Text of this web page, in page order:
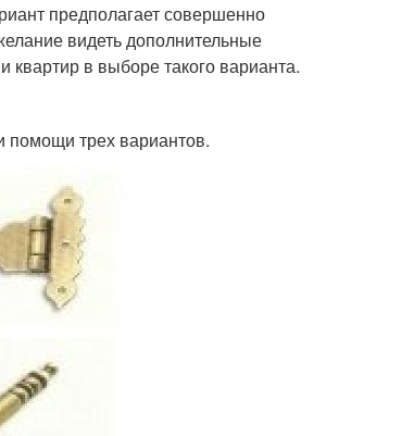
предполагает совершенно
видеть дополнительные
в выборе такого варианта.
помощи трех вариантов.